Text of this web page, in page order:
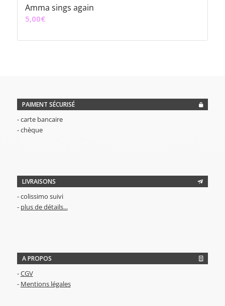
Amma sings again
5,00€
PAIMENT SÉCURISÉ
- carte bancaire
- chèque
LIVRAISONS
- colissimo suivi
- plus de détails...
A PROPOS
-CGV
- Mentions légales